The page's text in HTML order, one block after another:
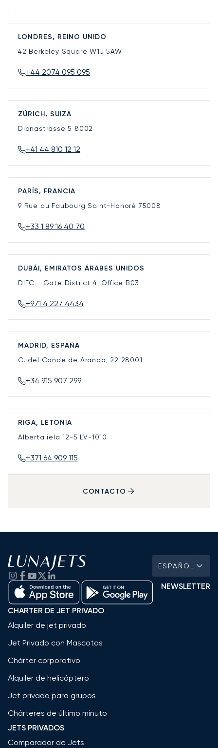
LONDRES, REINO UNIDO
42 Berkeley SquareW1J 5AW
+44 2074 095 095
ZÚRICH, SUIZA
Dianastrasse 5 8002
+41 44 810 12 12
PARÍS, FRANCIA
9 Rue du Faubourg Saint-Honoré 75008
+33 1 89 16 40 70
DUBÁI, EMIRATOS ÁRABES UNIDOS
DIFC - Gate District 4, Office B03
+971 4 227 4434
MADRID, ESPAÑA
C. del Conde de Aranda, 22 28001
+34 915 907 299
RIGA, LETONIA
Alberta iela 12-5 LV-1010
+371 64 909 115
CONTACTO
ESPAÑOL
NEWSLETTER
CHARTER DE JET PRIVADO
Alquiler de jet privado
Jet Privado con Mascotas
Chárter corporativo
Alquiler de helicóptero
Jet privado para grupos
Chárteres de último minuto
JETS PRIVADOS
Comparador de Jets